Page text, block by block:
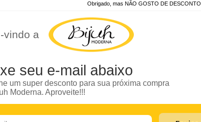
Obrigado, mas NÃO GOSTO DE DESCONTO
vindo a
seu e-mail abaixo
um super desconto para sua próxima compra
Moderna. Aproveite!!!